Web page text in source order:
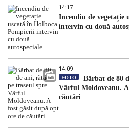
14:17
Incendiu de vegetație
intervin cu două
14:09
FOTO
Bărbat de 80
Vârful Moldoveanu.
căutări